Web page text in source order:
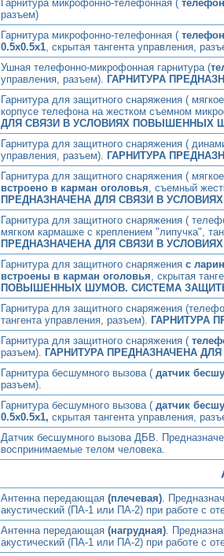
Гарнитура микрофонно-телефонная (
разъем)
Гарнитура микрофонно-телефонная (
0.5х0.5х1, скрытая тангента управления,
Ушная телефонно-микрофонная гарнитура (
управления, разъем). ГАРНИТУРА
Гарнитура для защитного снаряжения (
корпусе телефона на жестком съемном
ДЛЯ СВЯЗИ В УСЛОВИЯХ ПОВЫШЕННЫХ
Гарнитура для защитного снаряжения (
управления, разъем). ГАРНИТУРА
Гарнитура для защитного снаряжения (
встроено в карман оголовья, съемный
ПРЕДНАЗНАЧЕНА ДЛЯ СВЯЗИ В
Гарнитура для защитного снаряжения (
мягком кармашке с креплением "липучка",
ПРЕДНАЗНАЧЕНА ДЛЯ СВЯЗИ В
Гарнитура для защитного снаряженияс
встроены в карман оголовья, скрытая
ПОВЫШЕННЫХ ШУМОВ. СИСТЕМА
Гарнитура для защитного снаряжения
тангента управления, разъем). ГАРНИТУРА
Гарнитура для защитного снаряжения (
разъем). ГАРНИТУРА ПРЕДНАЗНАЧЕНА
Гарнитура бесшумного вызова (датчик
разъем).
Гарнитура бесшумного вызова (датчик
0.5х0.5х1, скрытая тангента управления,
Датчик бесшумного вызова ДБВ.
воспринимаемые телом человека.
Антенна передающая (плечевая).
акустический (ПА-1 или ПА-2) при работе с
Антенна передающая (нагрудная).
акустический (ПА-1 или ПА-2) при работе с